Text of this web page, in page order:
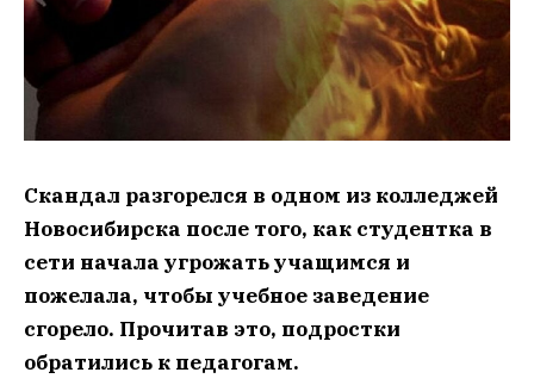
Скандал разгорелся в одном из колледжей
Новосибирска после того, как студентка в
сети начала угрожать учащимся и
пожелала, чтобы учебное заведение
сгорело. Прочитав это, подростки
обратились к педагогам.